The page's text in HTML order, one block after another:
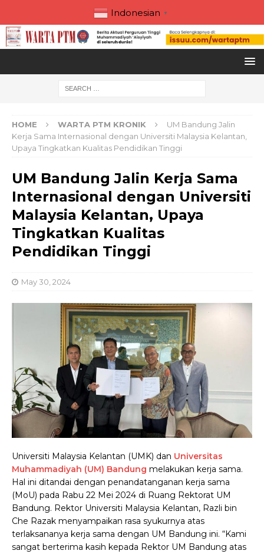
Indonesian ▼
HOME WARTA PTM KRONIK
UM Bandung Jalin
Kerja Sama Internasional dengan Universiti Malaysia Kelantan,
Upaya Tingkatkan Kualitas Pendidikan Tinggi
UM Bandung Jalin Kerja Sama
Internasional dengan Universiti
Malaysia Kelantan, Upaya
Tingkatkan Kualitas
Pendidikan Tinggi
May 30, 2024
Universiti Malaysia Kelantan (UMK) dan Universitas
Muhammadiyah (UM) Bandung melakukan kerja sama.
Hal ini ditandai dengan penandatanganan kerja sama
(MoU) pada Rabu 22 Mei 2024 di Ruang Rektorat UM
Bandung. Rektor Universiti Malaysia Kelantan, Razli bin
Che Razak menyampaikan rasa syukurnya atas
terlaksananya kerja sama dengan UM Bandung ini. “Kami
sangat berterima kasih kepada Rektor UM Bandung atas